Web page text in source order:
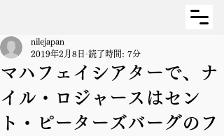
マハフェイシアターで、ナ
イル・ロジャースはセン
ト・ピーターズバーグのフ
nilejapan
2019年2月8日 読了時間: 7分